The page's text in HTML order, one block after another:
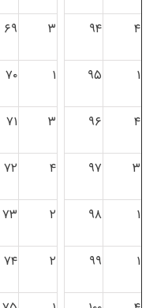
۴ ۹۴ ۳ ۶۹
۱ ۹۵ ۱ ۷۰
۴ ۹۶ ۳ ۷۱
۳ ۹۷ ۴ ۷۲
۱ ۹۸ ۲ ۷۳
۱ ۹۹ ۲ ۷۴